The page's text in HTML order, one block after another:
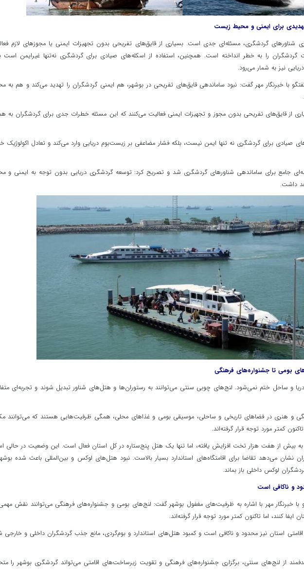
برای ایمنی و محیط زیست
شناورهای گردشگری، مسئله‌ای جدی است. بسیاری از قایق‌های تفریحی بدون تجهیزات ایمنی یا مجوزهای لازم
را به خطر انداخته است. همچنین، استفاده از اسکله‌های صیادی برای گردشگری نه‌تنها غیرایمن است
نیز به شمار می‌رود.
با خبرنگار مهر گفت: نبود ساماندهی قایق‌های تفریحی در بوشهر، هم ایمنی گردشگران را تهدید می‌کند و هم به
از قایق‌های تفریحی بدون مجوز و تجهیزات ایمنی فعالیت می‌کنند که این مسئله خطرات جدی برای گردشگران به
صیادی برای گردشگری نه تنها ایمن نیست، بلکه فشار مضاعفی بر زیست‌بوم دریایی وارد می‌کند و تعادل اکولوژیک
جامع برای ساماندهی شناورهای گردشگری شد و تصریح کرد: توسعه گردشگری دریایی بدون توجه به ایمنی و
داشت.
بومی تا جشنواره‌های فرهنگی
دریا و ساحل ختم نمی‌شود. لنج‌های چوبی سنتی می‌توانند به رستوران‌ها و هتل‌های شناور تبدیل شوند و تجربه‌ای
و هنری در فضاهای تاریخی و ساحلی، موسیقی بومی و غذاهای محلی، همگی ظرفیت‌هایی هستند که می‌توانند
کمتر مورد توجه قرار گرفته‌اند.
بیش از هفت هزار تخت افزایش یافته، اما تنها یک هتل پنج‌ستاره در کل استان فعال است. این وضعیت در حالی
نشان می‌دهد تقاضا برای اقامتگاه‌های استاندارد بسیار بالاست. نبود هتل‌های لوکس و بین‌المللی باعث شده
لوکس داخلی باز بماند.
و ناکافی است
با خبرنگار مهر با اشاره به ظرفیت‌های مغفول بوشهر گفت: لنج‌های بومی و جشنواره‌های فرهنگی می‌توانند نقش
کنند، اما تاکنون کمتر مورد توجه قرار گرفته‌اند.
استان نیز محدود و ناکافی است و کمبود هتل‌های استاندارد و بوم‌گردی، مانع جذب گردشگران داخلی و خارجی
از لنج‌های سنتی، برگزاری جشنواره‌های فرهنگی و تقویت زیرساخت‌های اقامتی می‌تواند گردشگری بوشهر را